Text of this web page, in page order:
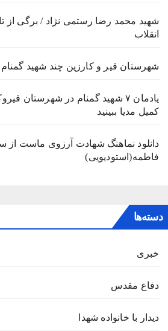
شهید محمد رضا رستمی نژاد / برگی از
انقلاب
شهرستان قیر و کارزین چند شهید گمنام
یادمان ۷ شهید گمنام در شهرستان
کمیل مدیا ببینید
دانلود نماهنگ شهادت آرزوی ماست از
فاطمه(استودیویی)
دسته‌ها
خبری
دفاع مقدس
دیدار با خانواده شهدا